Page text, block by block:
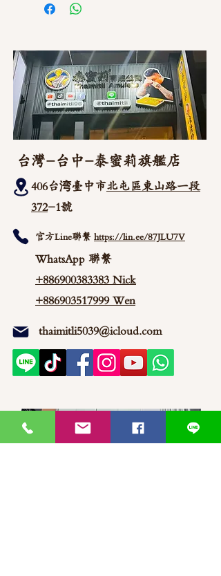
台灣-台中-泰蜜莉旗艦店
406台湾臺中市北屯區東山路一段
372-1號
官方Line聯繫 https://lin.ee/87JLU7V
WhatsApp 聯繫
+886900383383 Nick
+886903517999 Wen
thaimitli5039@icloud.com